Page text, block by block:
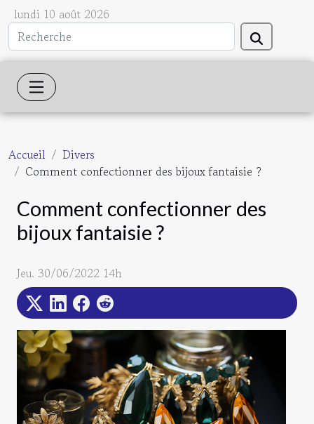
lundi 10 août 2026
Accueil
Divers
Comment confectionner des bijoux fantaisie ?
Comment confectionner des
bijoux fantaisie ?
Jeu. 30/06/2022 14h